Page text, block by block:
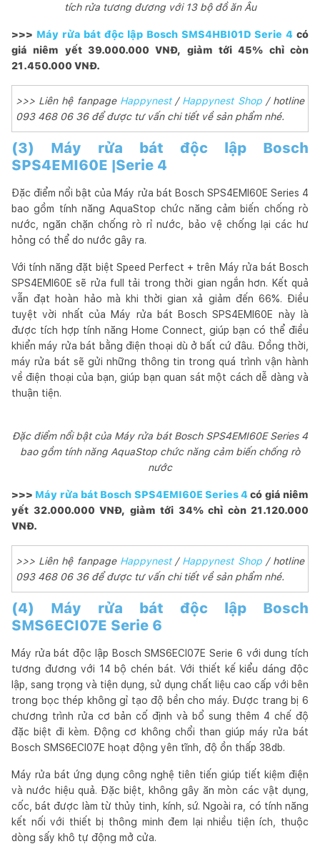
tích rửa tương đương với 13 bộ đồ ăn Âu
>>> Máy rửa bát độc lập Bosch SMS4HBI01D Serie 4 có
giá niêm yết 39.000.000 VNĐ, giảm tới 45% chỉ còn
21.450.000 VNĐ.
>>> Liên hệ fanpage Happynest/ Happynest Shop/ hotline
093 468 06 36 để được tư vấn chi tiết về sản phẩm nhé.
(3) Máy rửa bát độc lập Bosch
SPS4EMI60E |Serie 4
Đặc điểm nổi bật của Máy rửa bát Bosch SPS4EMI60E Series 4
bao gồm tính năng AquaStop chức năng cảm biến chống rò
nước, ngăn chặn chống rò rỉ nước, bảo vệ chống lại các hư
hỏng có thể do nước gây ra.
Với tính năng đặt biệt Speed Perfect + trên Máy rửa bát Bosch
SPS4EMI60E sẽ rửa full tải trong thời gian ngắn hơn. Kết quả
vẫn đạt hoàn hảo mà khi thời gian xả giảm đến 66%. Điều
tuyệt vời nhất của Máy rửa bát Bosch SPS4EMI60E này là
được tích hợp tính năng Home Connect, giúp bạn có thể điều
khiển máy rửa bát bằng điện thoại dù ở bất cứ đâu. Đồng thời,
máy rửa bát sẽ gửi những thông tin trong quá trình vận hành
về điện thoại của bạn, giúp bạn quan sát một cách dễ dàng và
thuận tiện.
Đặc điểm nổi bật của Máy rửa bát Bosch SPS4EMI60E Series 4
bao gồm tính năng AquaStop chức năng cảm biến chống rò
nước
>>> Máy rửa bát Bosch SPS4EMI60E Series 4có giá niêm
yết 32.000.000 VNĐ, giảm tới 34% chỉ còn 21.120.000
VNĐ.
>>> Liên hệ fanpage Happynest/ Happynest Shop/ hotline
093 468 06 36 để được tư vấn chi tiết về sản phẩm nhé.
(4) Máy rửa bát độc lập Bosch
SMS6ECI07E Serie 6
Máy rửa bát độc lập Bosch SMS6ECI07E Serie 6 với dung tích
tương đương với 14 bộ chén bát. Với thiết kế kiểu dáng độc
lập, sang trọng và tiện dụng, sử dụng chất liệu cao cấp với bên
trong bọc thép không gỉ tạo độ bền cho máy. Được trang bị 6
chương trình rửa cơ bản cố định và bổ sung thêm 4 chế độ
đặc biệt đi kèm. Động cơ không chổi than giúp máy rửa bát
Bosch SMS6ECI07E hoạt động yên tĩnh, độ ồn thấp 38db.
Máy rửa bát ứng dụng công nghệ tiên tiến giúp tiết kiệm điện
và nước hiệu quả. Đặc biệt, không gây ăn mòn các vật dụng,
cốc, bát được làm từ thủy tinh, kính, sứ. Ngoài ra, có tính năng
kết nối với thiết bị thông minh đem lại nhiều tiện ích, thuộc
dòng sấy khô tự động mở cửa.